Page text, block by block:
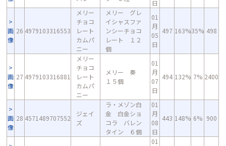
日
画
像
26 4979103316553
メリー
チョコ
レート
カムパ
ニー
メリー グレ
イシャスファ
ンシーチョコ
レート １２
個
01
月
05
日
497 163%35% 498
画
像
27 4979103316881
メリー
チョコ
レート
カムパ
ニー
メリー 奏
１５個
01
月
07
日
494 132% 7% 2400
画
像
28 4571489707552
ジェイ
ズ
ラ・メゾン白
金 白金ショ
コラ バレン
タイン ６個
01
月
08
日
443 148% 6% 900
01